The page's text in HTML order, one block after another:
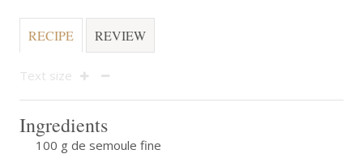
RECIPE REVIEW
Text size
Ingredients
100 g de semoule fine